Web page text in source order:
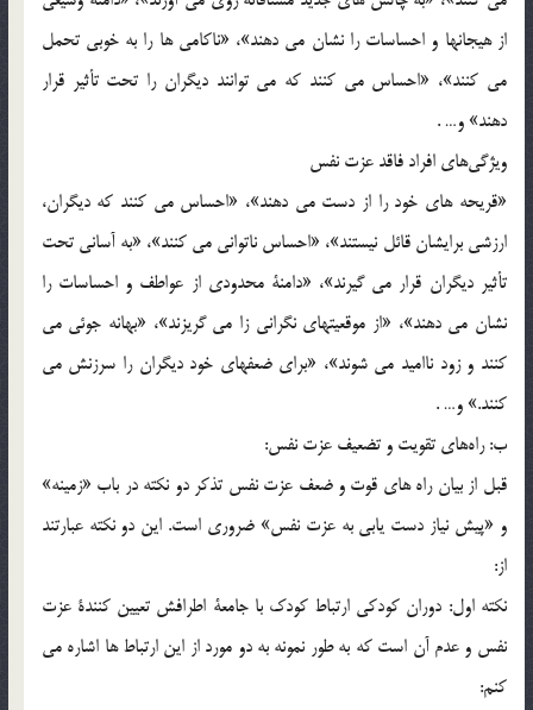
از هيجانها و احساسات را نشان مي دهند»، «ناكامي ها را به خوبي تحمل
مي كنند»، «احساس مي كنند كه مي توانند ديگران را تحت تأثير قرار
دهند» و… .
ويژگي‌هاي افراد فاقد عزت نفس
«قريحه هاي خود را از دست مي دهند»، «احساس مي كنند كه ديگران،
ارزشي برايشان قائل نيستند»، «احساس ناتواني مي كنند»، «به آساني تحت
تأثير ديگران قرار مي گيرند»، «دامنة محدودي از عواطف و احساسات را
نشان مي دهند»، «از موقعيتهاي نگراني زا مي گريزند»، «بهانه جوئي مي
كنند و زود نااميد مي شوند»، «براي ضعفهاي خود ديگران را سرزنش مي
كنند.» و… .
ب: راه‌هاي تقويت و تضعيف عزت نفس:
قبل از بيان راه هاي قوت و ضعف عزت نفس تذكر دو نكته در باب «زمينه»
و «پيش نياز دست يابي به عزت نفس» ضروري است. اين دو نكته عبارتند
از:
نكته اول: دوران كودكي ارتباط كودك با جامعة اطرافش تعيين كنندة عزت
نفس و عدم آن است كه به طور نمونه به دو مورد از اين ارتباط ها اشاره مي
كنم: